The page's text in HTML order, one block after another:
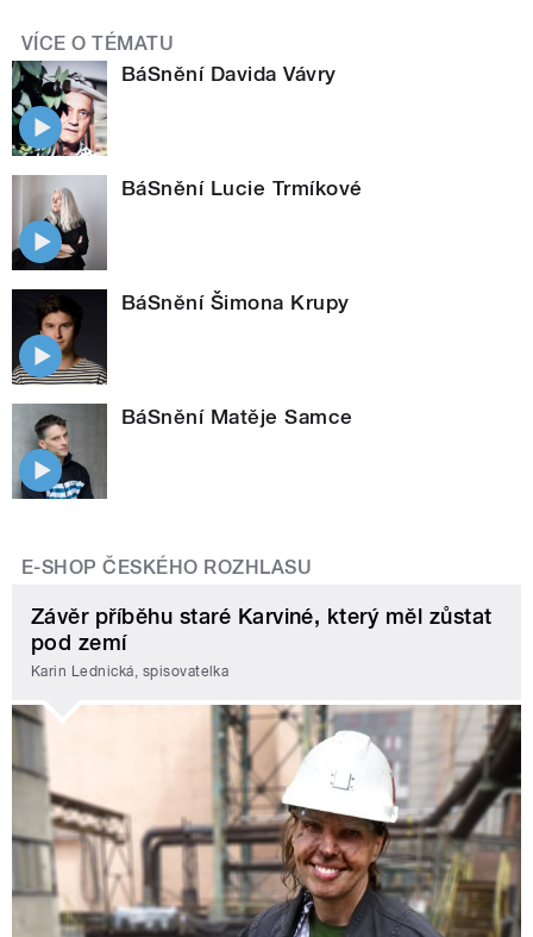
VÍCE O TÉMATU
BáSnění Davida Vávry
BáSnění Lucie Trmíkové
BáSnění Šimona Krupy
BáSnění Matěje Samce
E-SHOP ČESKÉHO ROZHLASU
Závěr příběhu staré Karviné, který měl zůstat
pod zemí
Karin Lednická, spisovatelka